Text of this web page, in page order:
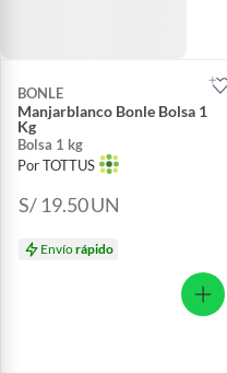
BONLE
Manjarblanco Bonle Bolsa 1
Kg
Bolsa 1 kg
Por TOTTUS
S/ 19.50UN
Envíorápido